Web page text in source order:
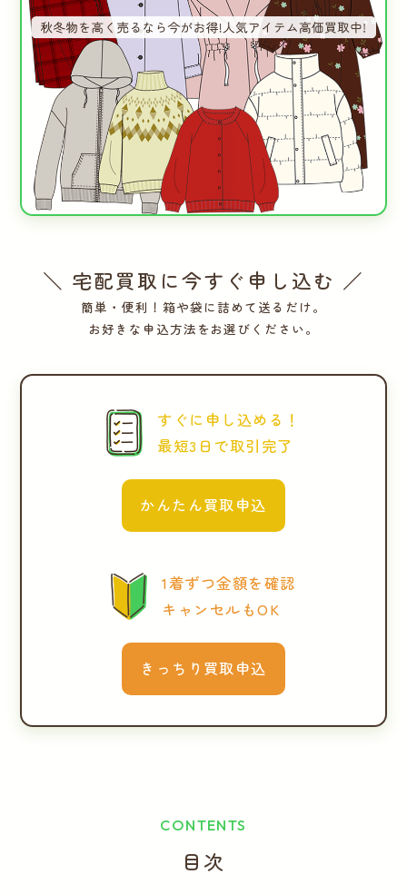
＼ 宅配買取に今すぐ申し込む ／
簡単・便利！箱や袋に詰めて送るだけ。
お好きな申込方法をお選びください。
すぐに申し込める！
最短3日で取引完了
かんたん買取申込
1着ずつ金額を確認
キャンセルもOK
きっちり買取申込
CONTENTS
目次